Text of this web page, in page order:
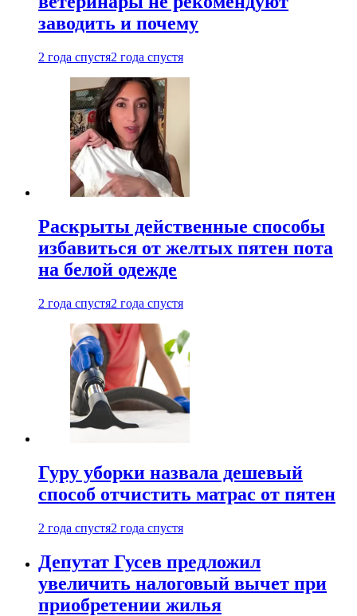
заводить и почему
2 года спустя2 года спустя
Раскрыты действенные способы
избавиться от желтых пятен пота
на белой одежде
2 года спустя2 года спустя
Гуру уборки назвала дешевый
способ отчистить матрас от пятен
2 года спустя2 года спустя
Депутат Гусев предложил
увеличить налоговый вычет при
приобретении жилья